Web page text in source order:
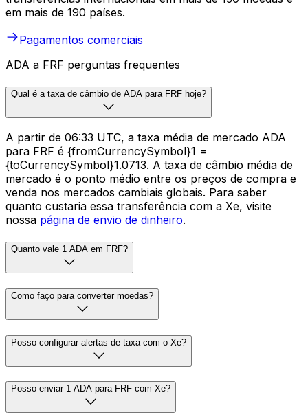
em mais de 190 países.
Pagamentos comerciais
ADA a FRF perguntas frequentes
Qual é a taxa de câmbio de ADA para FRF hoje?
A partir de 06:33 UTC, a taxa média de mercado ADA
para FRF é {fromCurrencySymbol}1 =
{toCurrencySymbol}1.0713. A taxa de câmbio média de
mercado é o ponto médio entre os preços de compra e
venda nos mercados cambiais globais. Para saber
quanto custaria essa transferência com a Xe, visite
nossa página de envio de dinheiro.
Quanto vale 1 ADA em FRF?
Como faço para converter moedas?
Posso configurar alertas de taxa com o Xe?
Posso enviar 1 ADA para FRF com Xe?